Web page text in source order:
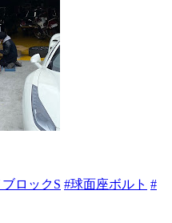
ロックS #球面座ボルト #